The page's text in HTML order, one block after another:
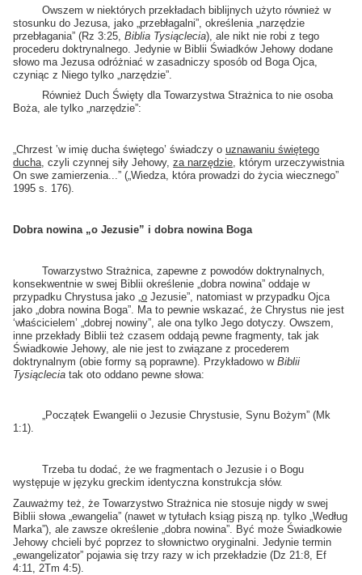
Owszem w niektórych przekładach biblijnych użyto również w
stosunku do Jezusa, jako „przebłagalni”, określenia „narzędzie
przebłagania” (Rz 3:25,Biblia Tysiąclecia), ale nikt nie robi z tego
procederu doktrynalnego. Jedynie w Biblii Świadków Jehowy dodane
słowo ma Jezusa odróżniać w zasadniczy sposób od Boga Ojca,
czyniąc z Niego tylko „narzędzie”.
Również Duch Święty dla Towarzystwa Strażnica to nie osoba
Boża, ale tylko „narzędzie”:
„Chrzest ‛w imię ducha świętego’ świadczy ouznawaniu świętego
ducha , czyli czynnej siły Jehowy,za narzędzie , którym urzeczywistnia
On swe zamierzenia...” („Wiedza, która prowadzi do życia wiecznego”
1995 s. 176).
Dobra nowina „o Jezusie” i dobra nowina Boga
Towarzystwo Strażnica, zapewne z powodów doktrynalnych,
konsekwentnie w swej Biblii określenie „dobra nowina” oddaje w
przypadku Chrystusa jako „o Jezusie”, natomiast w przypadku Ojca
jako „dobra nowina Boga”. Ma to pewnie wskazać, że Chrystus nie jest
‘właścicielem’ „dobrej nowiny”, ale ona tylko Jego dotyczy. Owszem,
inne przekłady Biblii też czasem oddają pewne fragmenty, tak jak
Świadkowie Jehowy, ale nie jest to związane z procederem
doktrynalnym (obie formy są poprawne). Przykładowo wBiblii
Tysiąclecia tak oto oddano pewne słowa:
„Początek Ewangelii o Jezusie Chrystusie, Synu Bożym” (Mk
1:1).
Trzeba tu dodać, że we fragmentach o Jezusie i o Bogu
występuje w języku greckim identyczna konstrukcja słów.
Zauważmy też, że Towarzystwo Strażnica nie stosuje nigdy w swej
Biblii słowa „ewangelia” (nawet w tytułach ksiąg piszą np. tylko „Według
Marka”), ale zawsze określenie „dobra nowina”. Być może Świadkowie
Jehowy chcieli być poprzez to słownictwo oryginalni. Jedynie termin
„ewangelizator” pojawia się trzy razy w ich przekładzie (Dz 21:8, Ef
4:11, 2Tm 4:5).